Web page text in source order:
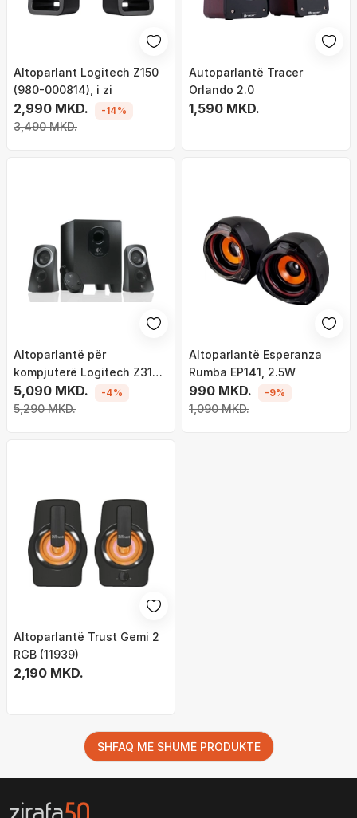
Altoparlant Logitech Z150
(980-000814), i zi
2,990 MKD.
3,490 MKD.
-14%
Autoparlantë Tracer
Orlando 2.0
1,590 MKD.
Altoparlantë për
kompjuterë Logitech Z313,
të zi
5,090 MKD.
5,290 MKD.
-4%
Altoparlantë Esperanza
Rumba EP141, 2.5W
990 MKD.
1,090 MKD.
-9%
Altoparlantë Trust Gemi 2
RGB (11939)
2,190 MKD.
SHFAQ MË SHUMË PRODUKTE